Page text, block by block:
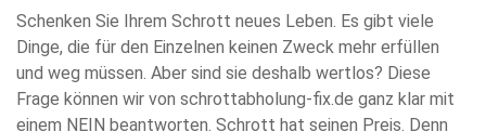
Schenken Sie Ihrem Schrott neues Leben. Es gibt viele
Dinge, die für den Einzelnen keinen Zweck mehr erfüllen
und weg müssen. Aber sind sie deshalb wertlos? Diese
Frage können wir von schrottabholung-fix.de ganz klar mit
einem NEIN beantworten. Schrott hat seinen Preis. Denn